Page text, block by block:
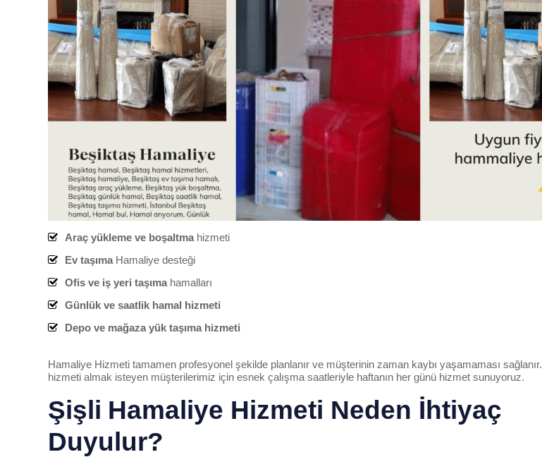
Araç yükleme ve boşaltma hizmeti
Ev taşıma Hamaliye desteği
Ofis ve iş yeri taşıma hamalları
Günlük ve saatlik hamal hizmeti
Depo ve mağaza yük taşıma hizmeti
Hamaliye Hizmeti tamamen profesyonel şekilde planlanır ve müşterinin zaman kaybı yaşamaması sağlanır.
hizmeti almak isteyen müşterilerimiz için esnek çalışma saatleriyle haftanın her günü hizmet sunuyoruz.
Şişli Hamaliye Hizmeti Neden İhtiyaç
Duyulur?